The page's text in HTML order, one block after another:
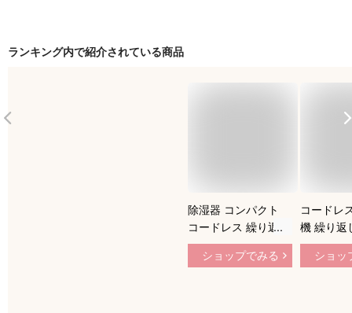
ランキング内で紹介されている商品
除湿器 コンパクト
コードレス 繰り返し
使える 小型 スリム
スリムドライ 防カビ
ショップでみる
コードレ
機 繰り返
除湿機 小
コンパ
ショッ